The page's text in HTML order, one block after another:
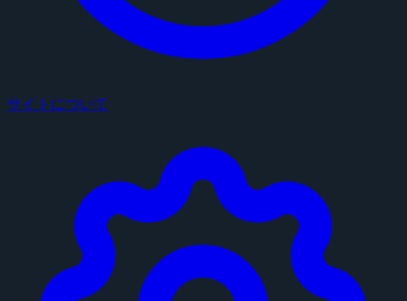
サイトについて